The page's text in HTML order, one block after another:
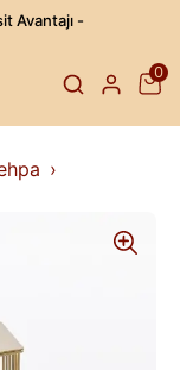
Avantajı -
0